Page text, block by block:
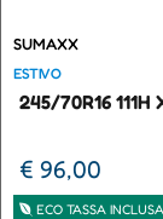
SUMAXX
ESTIVO
245/70R16
€ 96,00
ECO TASSA INCLUSA